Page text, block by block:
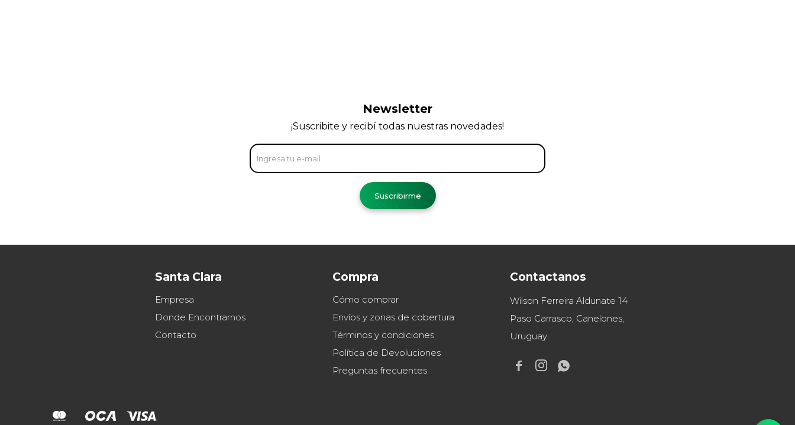
Santa Clara
Empresa
Donde Encontrarnos
Contacto
Compra
Cómo comprar
Envíos y zonas de cobertura
Términos y condiciones
Política de Devoluciones
Preguntas frecuentes
Contactanos
Wilson Ferreira Aldunate 14
Paso Carrasco, Canelones,
Uruguay
  
Newsletter
¡Suscribite y recibí todas nuestras novedades!
Suscribirme